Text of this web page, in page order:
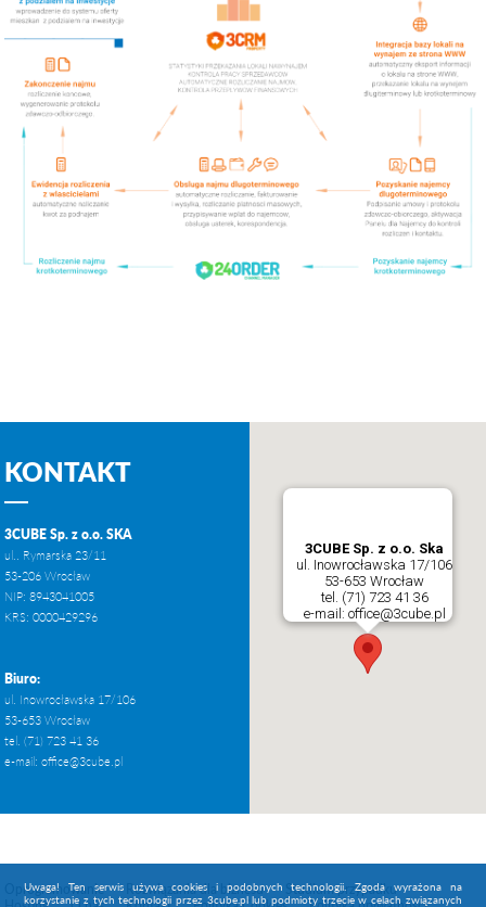
KONTAKT
3CUBE Sp. z o.o. SKA
ul.. Rymarska 23/11
53-206 Wrocław
NIP: 8943041005
KRS: 0000429296
Biuro:
ul. Inowrocławska 17/106
53-653 Wrocław
tel. (71) 723 41 36
e-mail:office@3cube.pl
3CUBE Sp. z o.o. Ska
ul. Inowrocławska 17/106
53-653 Wrocław
tel. (71) 723 41 36
e-mail: office@3cube.pl
Oprogramowanie Rozwiązania dla biznesu
Studium przypadku
Uwaga! Ten serwis używa cookies i podobnych technologii. Zgoda wyrażona na
korzystanie z tych technologii przez 3cube.pl lub podmioty trzecie w celach związanych